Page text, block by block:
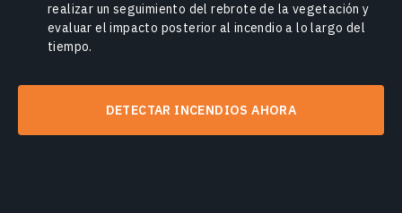
realizar un seguimiento del rebrote de la vegetación y
evaluar el impacto posterior al incendio a lo largo del
tiempo.
DETECTAR INCENDIOS AHORA